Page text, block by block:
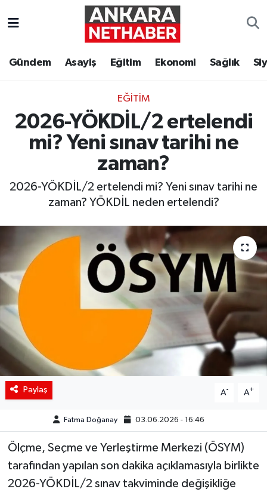
Gündem Asayiş Eğitim Ekonomi Sağlık
EĞITIM
2026-YÖKDİL/2 ertelendi
mi? Yeni sınav tarihi ne
zaman?
2026-YÖKDİL/2 ertelendi mi? Yeni sınav tarihi ne
zaman? YÖKDİL neden ertelendi?
Paylaş A- A+
Fatma Doğanay 03.06.2026 - 16:46
Ölçme, Seçme ve Yerleştirme Merkezi (ÖSYM)
tarafından yapılan son dakika açıklamasıyla birlikte
2026-YÖKDİL/2 sınav takviminde değişikliğe
Ekonomi
Kim Kimdir Nereli
Resmi İlanlar
Sağlık
Teknoloji
Yaşam
Ankara Hava Durumu
Tüm Manşetler
Son Dakika Haberleri
Haber Arşivi